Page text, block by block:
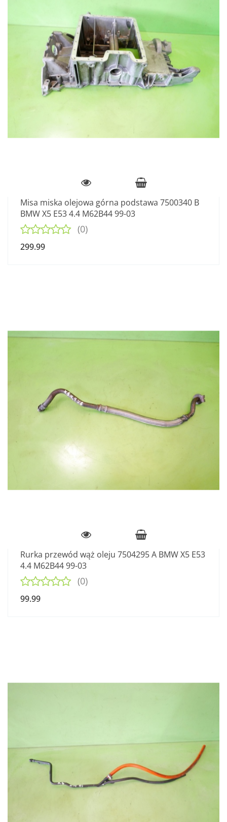
Misa miska olejowa górna podstawa 7500340 B
BMW X5 E53 4.4 M62B44 99-03
(0)
299.99
Rurka przewód wąż oleju 7504295 A BMW X5 E53
4.4 M62B44 99-03
(0)
99.99